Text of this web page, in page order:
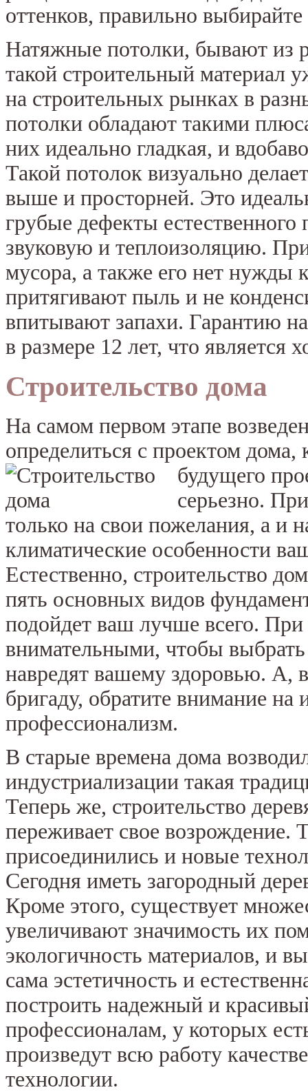
оттенков, правильно
Натяжные потолки, бывают из
такой строительный материал
на строительных рынках в
потолки обладают такими
них идеально гладкая, и
Такой потолок визуально
выше и просторней. Это
грубые дефекты
звуковую и теплоизоляцию.
мусора, а также его нет нужды
притягивают пыль и не
впитывают запахи. Гарантию
в размере 12 лет, что является
Строительство дома
На самом первом этапе
определиться с проектом
будущего
серьезно.
только на свои пожелания, а и
климатические особенности
Естественно, строительство
пять основных видов
подойдет ваш лучше всего. При
внимательными, чтобы
навредят вашему здоровью. А,
бригаду, обратите внимание
профессионализм.
В старые времена дома
индустриализации такая
Теперь же, строительство
переживает свое возрождение.
присоединились и новые
Сегодня иметь загородный
Кроме этого, существует
увеличивают значимость их
экологичность материалов, и
сама эстетичность и
построить надежный и
профессионалам, у которых
произведут всю работу
технологии.